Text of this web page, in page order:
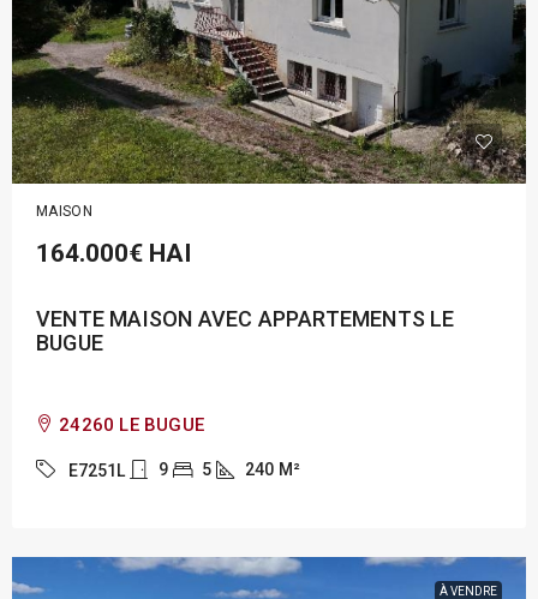
MAISON
164.000€ HAI
VENTE MAISON AVEC APPARTEMENTS LE
BUGUE
24260 LE BUGUE
E7251L 9 5 240 M²
À VENDRE